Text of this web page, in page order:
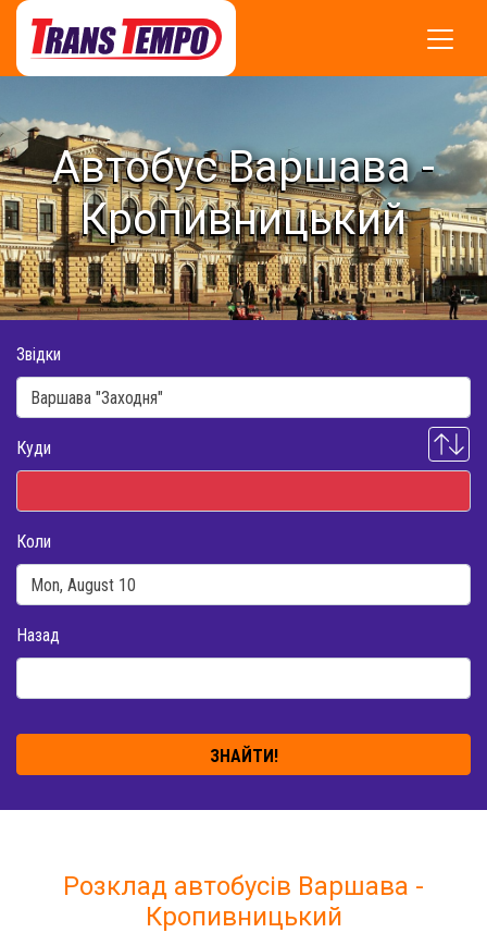
Автобус Варшава -
Кропивницький
Звідки
Куди
Коли
Назад
ЗНАЙТИ!
Розклад автобусів Варшава -
Кропивницький